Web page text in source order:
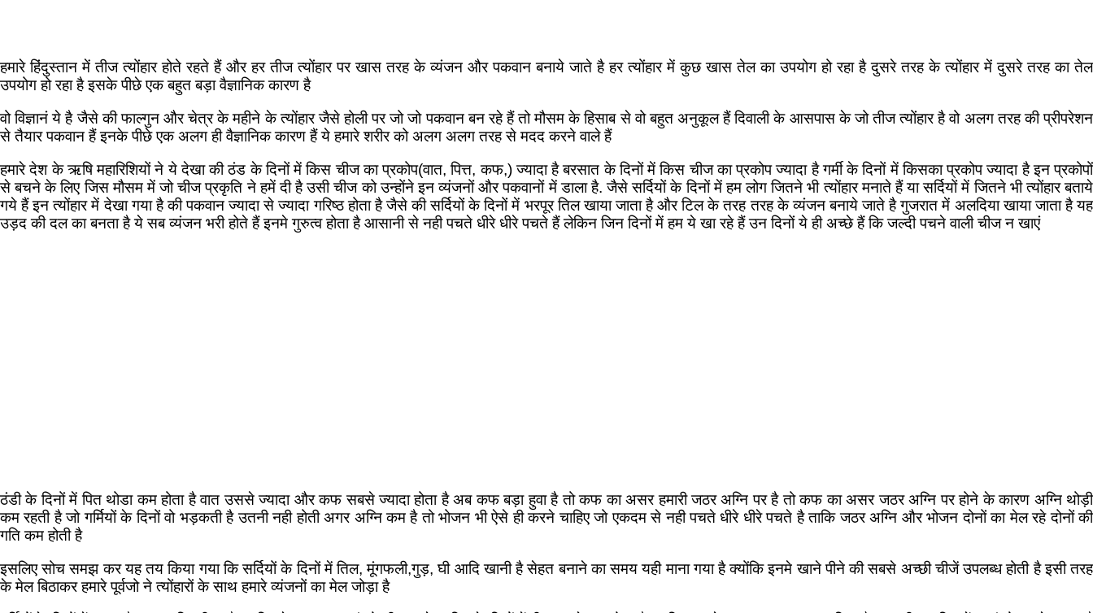
हमारे हिंदुस्तान में तीज त्योंहार होते रहते हैं और हर तीज त्योंहार पर खास तरह के व्यंजन और पकवान बनाये जाते है हर त्योंहार में कुछ खास तेल का उपयोग हो रहा है दुसरे तरह के त्योंहार में दुसरे तरह का तेल
उपयोग हो रहा है इसके पीछे एक बहुत बड़ा वैज्ञानिक कारण है
वो विज्ञानं ये है जैसे की फाल्गुन और चेत्र के महीने के त्योंहार जैसे होली पर जो जो पकवान बन रहे हैं तो मौसम के हिसाब से वो बहुत अनुकूल हैं दिवाली के आसपास के जो तीज त्योंहार है वो अलग तरह की प्रीपरेशन
से तैयार पकवान हैं इनके पीछे एक अलग ही वैज्ञानिक कारण हैं ये हमारे शरीर को अलग अलग तरह से मदद करने वाले हैं
हमारे देश के ऋषि महारिशियों ने ये देखा की ठंड के दिनों में किस चीज का प्रकोप(वात, पित्त, कफ,) ज्यादा है बरसात के दिनों में किस चीज का प्रकोप ज्यादा है गर्मी के दिनों में किसका प्रकोप ज्यादा है इन प्रकोपों
से बचने के लिए जिस मौसम में जो चीज प्रकृति ने हमें दी है उसी चीज को उन्होंने इन व्यंजनों और पकवानों में डाला है. जैसे सर्दियों के दिनों में हम लोग जितने भी त्योंहार मनाते हैं या सर्दियों में जितने भी त्योंहार बताये
गये हैं इन त्योंहार में देखा गया है की पकवान ज्यादा से ज्यादा गरिष्ठ होता है जैसे की सर्दियों के दिनों में भरपूर तिल खाया जाता है और टिल के तरह तरह के व्यंजन बनाये जाते है गुजरात में अलदिया खाया जाता है यह
उड़द की दल का बनता है ये सब व्यंजन भरी होते हैं इनमे गुरुत्व होता है आसानी से नही पचते धीरे धीरे पचते हैं लेकिन जिन दिनों में हम ये खा रहे हैं उन दिनों ये ही अच्छे हैं कि जल्दी पचने वाली चीज न खाएं
ठंडी के दिनों में पित थोडा कम होता है वात उससे ज्यादा और कफ सबसे ज्यादा होता है अब कफ बड़ा हुवा है तो कफ का असर हमारी जठर अग्नि पर है तो कफ का असर जठर अग्नि पर होने के कारण अग्नि थोड़ी
कम रहती है जो गर्मियों के दिनों वो भड़कती है उतनी नही होती अगर अग्नि कम है तो भोजन भी ऐसे ही करने चाहिए जो एकदम से नही पचते धीरे धीरे पचते है ताकि जठर अग्नि और भोजन दोनों का मेल रहे दोनों की
गति कम होती है
इसलिए सोच समझ कर यह तय किया गया कि सर्दियों के दिनों में तिल, मूंगफली,गुड़, घी आदि खानी है सेहत बनाने का समय यही माना गया है क्योंकि इनमे खाने पीने की सबसे अच्छी चीजें उपलब्ध होती है इसी तरह
के मेल बिठाकर हमारे पूर्वजो ने त्योंहारों के साथ हमारे व्यंजनों का मेल जोड़ा है